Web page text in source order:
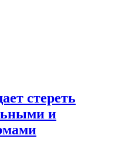
стереть
и